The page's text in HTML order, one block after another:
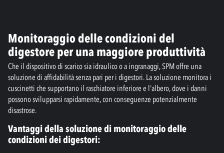
Monitoraggio delle condizioni del
digestore per una maggiore produttività
Che il dispositivo di scarico sia idraulico o a ingranaggi, SPM offre una
soluzione di affidabilità senza pari per i digestori. La soluzione monitora i
cuscinetti che supportano il raschiatore inferiore e l'albero, dove i danni
possono svilupparsi rapidamente, con conseguenze potenzialmente
disastrose.
Vantaggi della soluzione di monitoraggio delle
condizioni dei digestori: